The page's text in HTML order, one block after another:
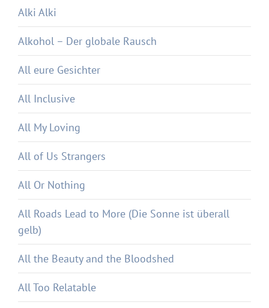
Alki Alki
Alkohol – Der globale Rausch
All eure Gesichter
All Inclusive
All My Loving
All of Us Strangers
All Or Nothing
All Roads Lead to More (Die Sonne ist überall
gelb)
All the Beauty and the Bloodshed
All Too Relatable